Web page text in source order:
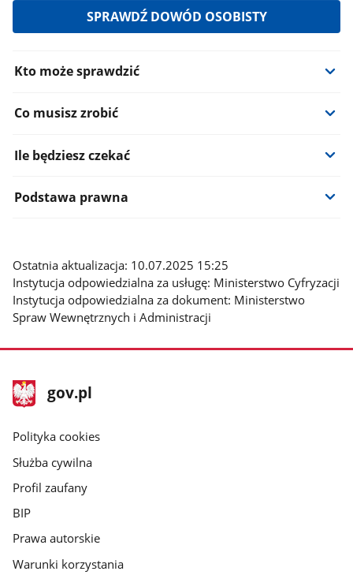
SPRAWDŹ DOWÓD OSOBISTY
Informacje:
Kto może sprawdzić
Co musisz zrobić
Ile będziesz czekać
Podstawa prawna
Ostatnia aktualizacja: 10.07.2025 15:25
Instytucja odpowiedzialna za usługę: Ministerstwo Cyfryzacji
Instytucja odpowiedzialna za dokument: Ministerstwo
Spraw Wewnętrznych i Administracji
stopka
gov.pl
Strona
gov.pl
gov.pl
Polityka cookies
Służba cywilna
Profil zaufany
BIP
Prawa autorskie
Warunki korzystania